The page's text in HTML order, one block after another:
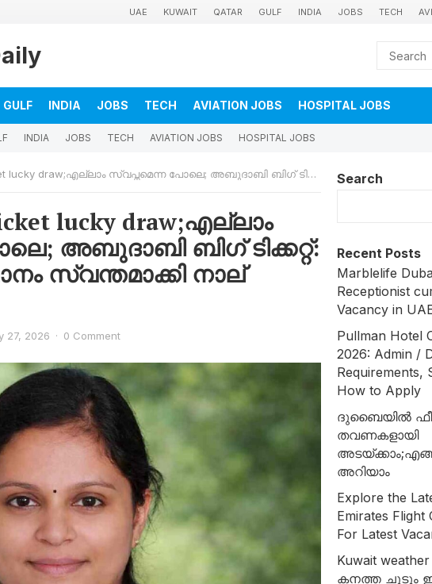
UAE KUWAIT QATAR GULF INDIA JOBS TECH
GULF INDIA JOBS TECH AVIATION JOBS HOSPITAL JOBS
INDIA JOBS TECH AVIATION JOBS HOSPITAL JOBS
സ്വപ്നമെന്ന പോലെ; അബുദാബി ബിഗ് ടിക്കറ്റ്: ലക്ഷങ്ങൾ സമ്മാനം സ്വന്തമാക്കി നാല് പ്രവാസികൾ
lucky draw;എല്ലാം
അബുദാബി ബിഗ് ടിക്കറ്റ്:
സ്വന്തമാക്കി നാല്
27, 2026 · 0 Comment
Search
Recent Posts
Marblelife
Receptionist
Vacancy in
Pullman Hotel
2026: Admin /
Requirements,
How to Apply
ദുബൈയില്‍
തവണകളായി
അറിയാം
Explore the
Emirates
For Latest
Kuwait
കനത്ത ചൂടും